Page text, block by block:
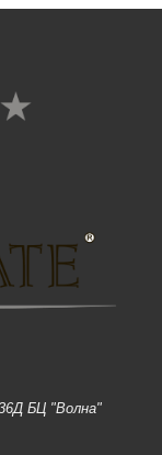
БЦ "Волна"